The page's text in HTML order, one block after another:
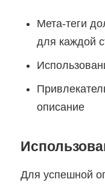
Мета-теги
для каждой
описание
Для успешной